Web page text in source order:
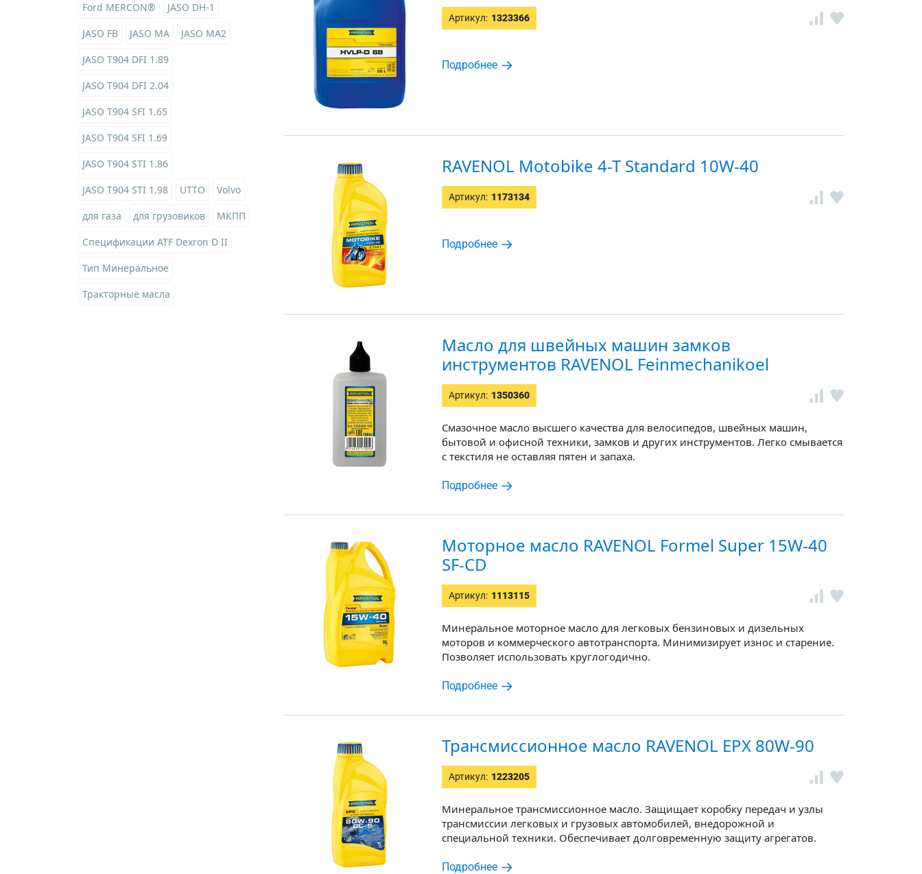
Ford MERCON®
JASO DH-1
JASO FB
JASO MA
JASO MA2
JASO T904 DFI 1.89
JASO T904 DFI 2.04
JASO T904 SFI 1.65
JASO T904 SFI 1.69
JASO T904 STI 1.86
JASO T904 STI 1.98
UTTO
Volvo
для газа
для грузовиков
МКПП
Спецификации ATF Dexron D II
Тип Минеральное
Тракторные масла
Артикул: 1323366
Подробнее
RAVENOL Motobike 4-T Standard 10W-40
Артикул: 1173134
Подробнее
Масло для швейных машин замков
инструментов RAVENOL Feinmechanikoel
Артикул: 1350360
Смазочное масло высшего качества для велосипедов, швейных машин,
бытовой и офисной техники, замков и других инструментов. Легко смывается
с текстиля не оставляя пятен и запаха.
Подробнее
Моторное масло RAVENOL Formel Super 15W-40
SF-CD
Артикул: 1113115
Минеральное моторное масло для легковых бензиновых и дизельных
моторов и коммерческого автотранспорта. Минимизирует износ и старение.
Позволяет использовать круглогодично.
Подробнее
Трансмиссионное масло RAVENOL EPX 80W-90
Артикул: 1223205
Минеральное трансмиссионное масло. Защищает коробку передач и узлы
трансмиссии легковых и грузовых автомобилей, внедорожной и
специальной техники. Обеспечивает долговременную защиту агрегатов.
Подробнее